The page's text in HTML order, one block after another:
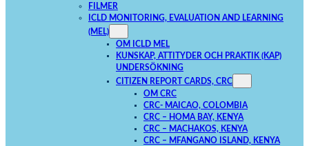
FILMER
ICLD MONITORING, EVALUATION AND LEARNING
(MEL)
OM ICLD MEL
KUNSKAP, ATTITYDER OCH PRAKTIK (KAP)
UNDERSÖKNING
CITIZEN REPORT CARDS, CRC
OM CRC
CRC- MAICAO, COLOMBIA
CRC – HOMA BAY, KENYA
CRC – MACHAKOS, KENYA
CRC – MFANGANO ISLAND, KENYA